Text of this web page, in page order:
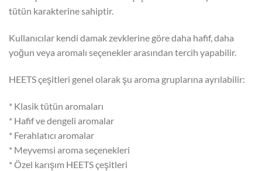
tütün karakterine sahiptir.
Kullanıcılar kendi damak zevklerine göre daha hafif, daha
yoğun veya aromalı seçenekler arasından tercih yapabilir.
HEETS çeşitleri genel olarak şu aroma gruplarına ayrılabilir:
* Klasik tütün aromaları
* Hafif ve dengeli aromalar
* Ferahlatıcı aromalar
* Meyvemsi aroma seçenekleri
* Özel karışım HEETS çeşitleri